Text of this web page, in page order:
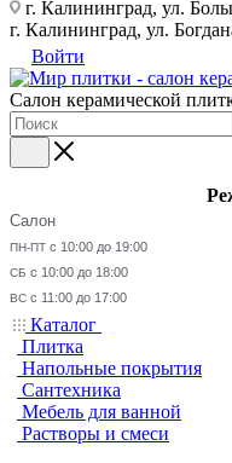
г. Калининград, ул.
г. Калининград, ул.
Войти
Салон керамической
Салон
ПН-ПТ с 10:00 до 19:00
СБ с 10:00 до 18:00
ВС с 11:00 до 17:00
Каталог
Плитка
Напольные покрытия
Сантехника
Мебель для ванной
Растворы и смеси